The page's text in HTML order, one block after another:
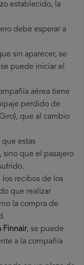
establecido, la
debe esperar a
sin aparecer, se
puede iniciar el
aérea tiene
perdido de
que al cambio
estas
sino que el pasajero
los recibos de los
que realizar
la compra de
Finnair, se puede
a la compañía